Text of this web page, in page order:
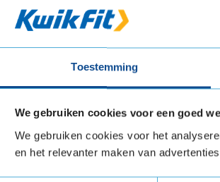
Toestemming
We gebruiken cookies voor een goed
We gebruiken cookies voor het
en het relevanter maken van
of natte weg. De nieuwe
waardoor het rolgeluid van de
voor elektrische voertuigen.
eigenschappen
prestaties op droog wegdek
remweg op nat wegdek
stille band
voor elektrische voertuigen